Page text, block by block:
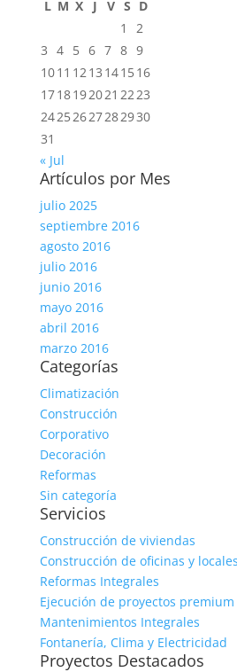
L M X J V S D
1
2
3 4 5 6 7 8 9
1011 1213 141516
1718192021 2223
24252627282930
31
« Jul
Artículos por Mes
julio 2025
septiembre 2016
agosto 2016
julio 2016
junio 2016
mayo 2016
abril 2016
marzo 2016
Categorías
Climatización
Construcción
Corporativo
Decoración
Reformas
Sin categoría
Servicios
Construcción de viviendas
Construcción de oficinas y
Reformas Integrales
Ejecución de proyectos premium
Mantenimientos Integrales
Fontanería, Clima y Electricidad
Proyectos Destacados